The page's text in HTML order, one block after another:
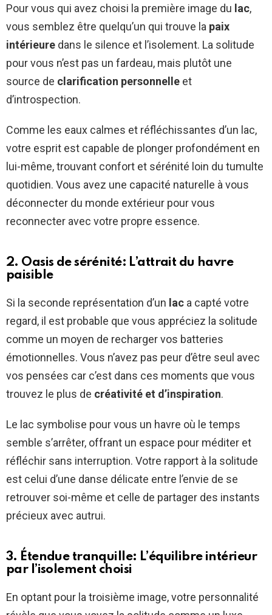
Pour vous qui avez choisi la première image du lac,
vous semblez être quelqu’un qui trouve la paix
intérieure dans le silence et l’isolement. La solitude
pour vous n’est pas un fardeau, mais plutôt une
source de clarification personnelle et
d’introspection.
Comme les eaux calmes et réfléchissantes d’un lac,
votre esprit est capable de plonger profondément en
lui-même, trouvant confort et sérénité loin du tumulte
quotidien. Vous avez une capacité naturelle à vous
déconnecter du monde extérieur pour vous
reconnecter avec votre propre essence.
2. Oasis de sérénité: L’attrait du havre
paisible
Si la seconde représentation d’un lac a capté votre
regard, il est probable que vous appréciez la solitude
comme un moyen de recharger vos batteries
émotionnelles. Vous n’avez pas peur d’être seul avec
vos pensées car c’est dans ces moments que vous
trouvez le plus de créativité et d’inspiration.
Le lac symbolise pour vous un havre où le temps
semble s’arrêter, offrant un espace pour méditer et
réfléchir sans interruption. Votre rapport à la solitude
est celui d’une danse délicate entre l’envie de se
retrouver soi-même et celle de partager des instants
précieux avec autrui.
3. Étendue tranquille: L’équilibre intérieur
par l’isolement choisi
En optant pour la troisième image, votre personnalité